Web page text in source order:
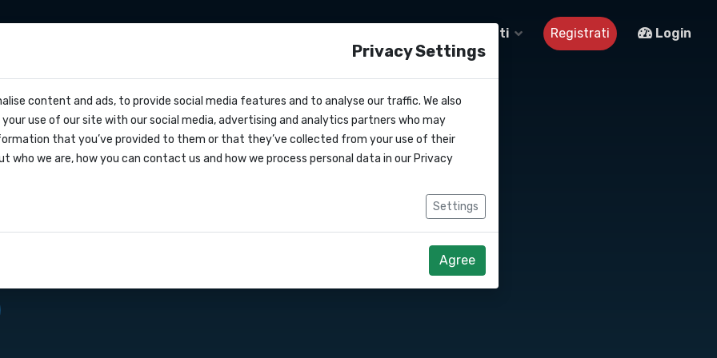
Contatti Registrati Login
di servizio
SMS verso il
delle applicazioni
consente ai
di messaggi SMS
Privacy Settings
content and ads, to provide social media features and to analyse our traffic. We also
use of our site with our social media, advertising and analytics partners who may
that you’ve provided to them or that they’ve collected from your use of their
who we are, how you can contact us and how we process personal data in our Privacy
Settings
Agree